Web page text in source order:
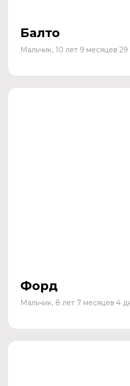
Балто
Мальчик, 10 лет 9 месяцев
Форд
Мальчик, 8 лет 7 месяцев 4